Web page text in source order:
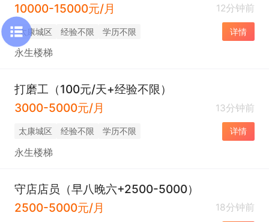
10000-15000元/月
12分钟前
太康城区 经验不限 学历不限 详情
永生楼梯
打磨工（100元/天+经验不限）
3000-5000元/月
13分钟前
太康城区 经验不限 学历不限 详情
永生楼梯
守店店员（早八晚六+2500-5000）
2500-5000元/月
18分钟前